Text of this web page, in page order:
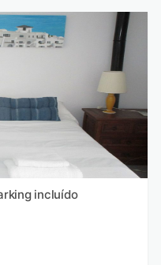
incluído